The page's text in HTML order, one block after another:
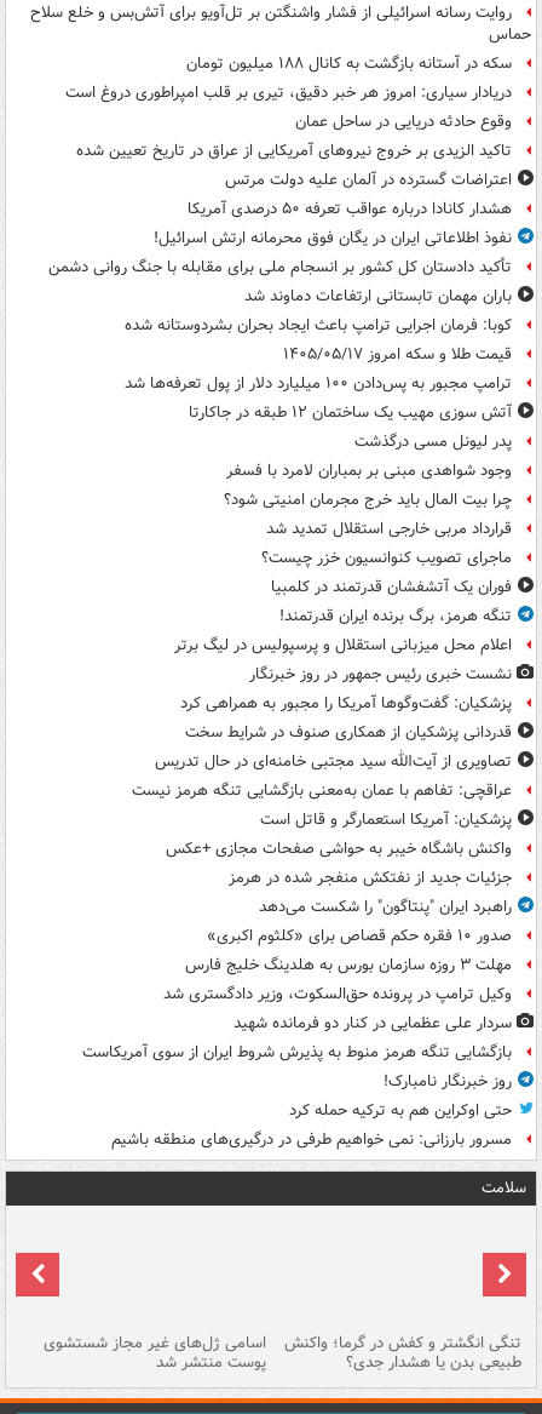
روایت رسانه اسرائیلی از فشار واشنگتن بر تل‌آویو برای آتش‌بس و خلع سلاح
حماس
سکه در آستانه بازگشت به کانال ۱۸۸ میلیون تومان
دریادار سیاری: امروز هر خبر دقیق، تیری بر قلب امپراطوری دروغ است
وقوع حادثه دریایی در ساحل عمان
تاکید الزیدی بر خروج نیروهای آمریکایی از عراق در تاریخ تعیین شده
اعتراضات گسترده در آلمان علیه دولت مرتس
هشدار کانادا درباره عواقب تعرفه ۵۰ درصدی آمریکا
نفوذ اطلاعاتی ایران در یگان فوق محرمانه ارتش اسرائیل!
تأکید دادستان کل کشور بر انسجام ملی برای مقابله با جنگ روانی دشمن
باران مهمان تابستانی ارتفاعات دماوند شد
کوبا: فرمان اجرایی ترامپ باعث ایجاد بحران بشردوستانه شده
قیمت طلا و سکه امروز ۱۴۰۵/۰۵/۱۷
ترامپ مجبور به پس‌دادن ۱۰۰ میلیارد دلار از پول تعرفه‌ها شد
آتش سوزی مهیب یک ساختمان ۱۲ طبقه در جاکارتا
پدر لیونل مسی درگذشت
وجود شواهدی مبنی بر بمباران لامرد با فسفر
چرا بیت المال باید خرج مجرمان امنیتی شود؟
قرارداد مربی خارجی استقلال تمدید شد
ماجرای تصویب کنوانسیون خزر چیست؟
فوران یک آتشفشان قدرتمند در کلمبیا
تنگه هرمز، برگ برنده ایران قدرتمند!
اعلام محل میزبانی استقلال و پرسپولیس در لیگ برتر
نشست خبری رئیس جمهور در روز خبرنگار
پزشکیان: گفت‌وگوها آمریکا را مجبور به همراهی کرد
قدردانی پزشکیان از همکاری صنوف در شرایط سخت
تصاویری از آیت‌الله سید مجتبی خامنه‌ای در حال تدریس
عراقچی: تفاهم با عمان به‌معنی بازگشایی تنگه هرمز نیست
پزشکیان: آمریکا استعمارگر و قاتل است
واکنش باشگاه خیبر به حواشی صفحات مجازی +عکس
جزئیات جدید از نفتکش منفجر شده در هرمز
راهبرد ایران "پنتاگون" را شکست می‌دهد
صدور ۱۰ فقره حکم قصاص برای «کلثوم اکبری»
مهلت ۳ روزه سازمان بورس به هلدینگ خلیج فارس
وکیل ترامپ در پرونده حق‌السکوت، وزیر دادگستری شد
سردار علی عظمایی در کنار دو فرمانده شهید
بازگشایی تنگه هرمز منوط به پذیرش شروط ایران از سوی آمریکاست
روز خبرنگار نامبارک!
حتی اوکراین هم به ترکیه حمله کرد
مسرور بارزانی: نمی خواهیم طرفی در درگیری‌های منطقه باشیم
سلامت
تنگی انگشتر و کفش در گرما؛ واکنش
طبیعی بدن یا هشدار جدی؟
اسامی ژل‌های غیر مجاز شستشوی
پوست منتشر شد